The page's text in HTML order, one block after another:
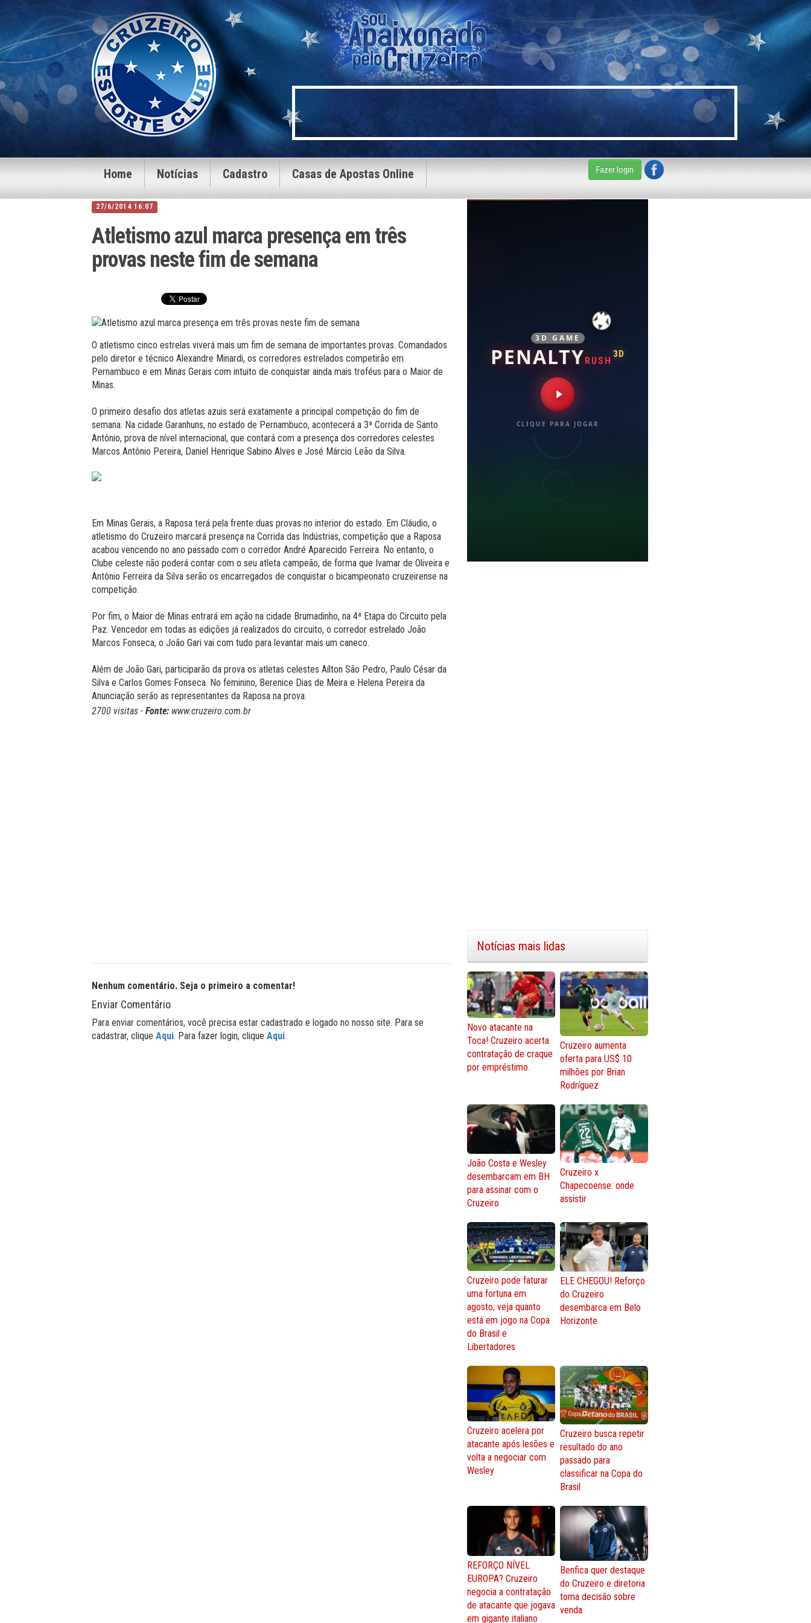
Home Notícias Cadastro Casas de Apostas Online Fazer login
27/6/2014 16:07
Atletismo azul marca presença em três
provas neste fim de semana
O atletismo cinco estrelas viverá mais um fim de semana de importantes provas. Comandados
pelo diretor e técnico Alexandre Minardi, os corredores estrelados competirão em
Pernambuco e em Minas Gerais com intuito de conquistar ainda mais troféus para o Maior de
Minas.
O primeiro desafio dos atletas azuis será exatamente a principal competição do fim de
semana. Na cidade Garanhuns, no estado de Pernambuco, acontecerá a 3ª Corrida de Santo
Antônio, prova de nível internacional, que contará com a presença dos corredores celestes
Marcos Antônio Pereira, Daniel Henrique Sabino Alves e José Márcio Leão da Silva.
Em Minas Gerais, a Raposa terá pela frente duas provas no interior do estado. Em Cláudio, o
atletismo do Cruzeiro marcará presença na Corrida das Indústrias, competição que a Raposa
acabou vencendo no ano passado com o corredor André Aparecido Ferreira. No entanto, o
Clube celeste não poderá contar com o seu atleta campeão, de forma que Ivamar de Oliveira e
Antônio Ferreira da Silva serão os encarregados de conquistar o bicampeonato cruzeirense na
competição.
Por fim, o Maior de Minas entrará em ação na cidade Brumadinho, na 4ª Etapa do Circuito pela
Paz. Vencedor em todas as edições já realizados do circuito, o corredor estrelado João
Marcos Fonseca, o João Gari vai com tudo para levantar mais um caneco.
Além de João Gari, participarão da prova os atletas celestes Aílton São Pedro, Paulo César da
Silva e Carlos Gomes Fonseca. No feminino, Berenice Dias de Meira e Helena Pereira da
Anunciação serão as representantes da Raposa na prova.
2700 visitas - Fonte: www.cruzeiro.com.br
Nenhum comentário. Seja o primeiro a comentar!
Enviar Comentário
Para enviar comentários, você precisa estar cadastrado e logado no nosso site. Para se
cadastrar, clique Aqui. Para fazer login, clique Aqui.
3D GAME
PENALTYRUSH
3D
CLIQUE PARA JOGAR
Notícias mais lidas
Novo atacante na
Toca! Cruzeiro acerta
contratação de craque
por empréstimo.
Cruzeiro aumenta
oferta para US$ 10
milhões por Brian
Rodríguez
João Costa e Wesley
desembarcam em BH
para assinar com o
Cruzeiro
Cruzeiro x
Chapecoense: onde
assistir
Cruzeiro pode faturar
uma fortuna em
agosto; veja quanto
está em jogo na Copa
do Brasil e
Libertadores
ELE CHEGOU! Reforço
do Cruzeiro
desembarca em Belo
Horizonte
Cruzeiro acelera por
atacante após lesões e
volta a negociar com
Wesley
Cruzeiro busca repetir
resultado do ano
passado para
classificar na Copa do
Brasil
REFORÇO NÍVEL
EUROPA? Cruzeiro
negocia a contratação
de atacante que jogava
em gigante italiano
Benfica quer destaque
do Cruzeiro e diretoria
toma decisão sobre
venda